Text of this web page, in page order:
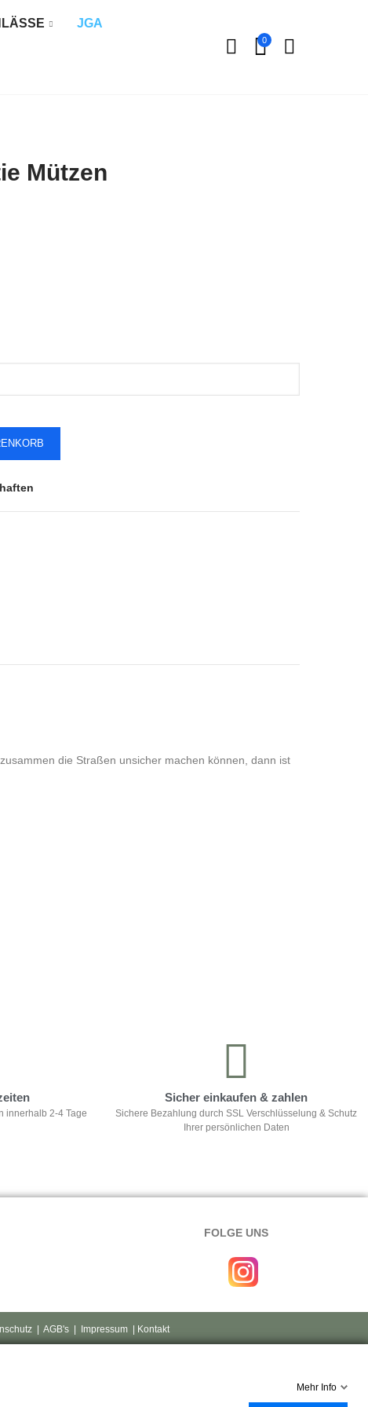
JGA
0
Mützen
die Straßen unsicher machen können, dann ist
innerhalb 2-4 Tage
Sicher einkaufen & zahlen
Sichere Bezahlung durch SSL Verschlüsselung & Schutz
Ihrer persönlichen Daten
FOLGE UNS
| AGB's Impressum | Kontakt
Mehr Info